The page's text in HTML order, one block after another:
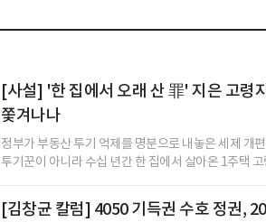
[사설] '한 집에서 오래 산 罪' 지은 고령
쫓겨나나
정부가 부동산 투기 억제를 명분으로 내놓은 세제 개
투기꾼이 아니라 수십 년간 한 집에서 살아온 1주택 고
[김창균 칼럼] 4050 기득권 수호 정권,